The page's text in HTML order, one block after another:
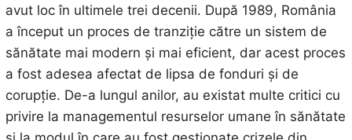
avut loc în ultimele trei decenii. După 1989, România
a început un proces de tranziție către un sistem de
sănătate mai modern și mai eficient, dar acest proces
a fost adesea afectat de lipsa de fonduri și de
corupție. De-a lungul anilor, au existat multe critici cu
privire la managementul resurselor umane în sănătate